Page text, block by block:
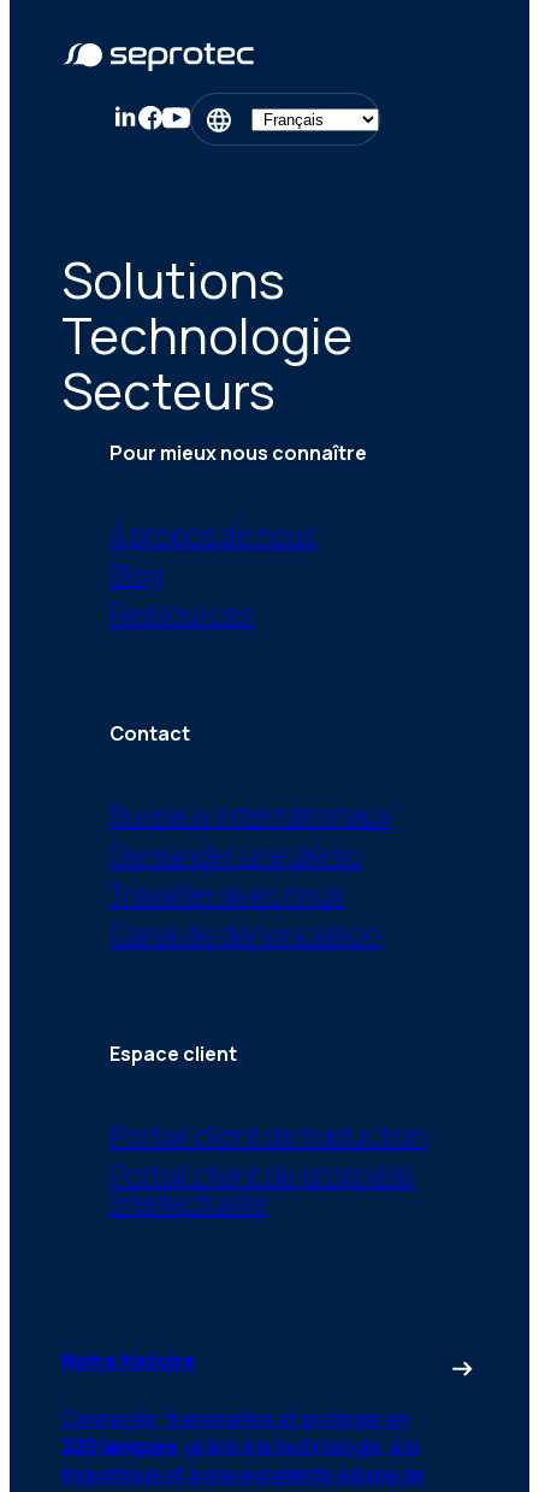
Solutions
Technologie
Secteurs
Pour mieux nous connaître
À propos de nous
Blog
Ressources
Contact
Bureaux internationaux
Demander une démo
Travailler avec nous
Canal de dénonciation
Espace client
Portail client de traduction
Portail client de propriété
intellectuelle
Notre histoire
Connecter, transmettre et protéger en
220 langues, grâce à la technologie, à la
linguistique et à une excellente équipe de